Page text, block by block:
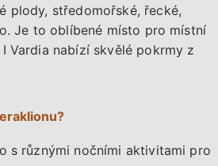
plody, středomořské, řecké,
Je to oblíbené místo pro místní
Vardia nabízí skvělé pokrmy z
s různými nočními aktivitami pro